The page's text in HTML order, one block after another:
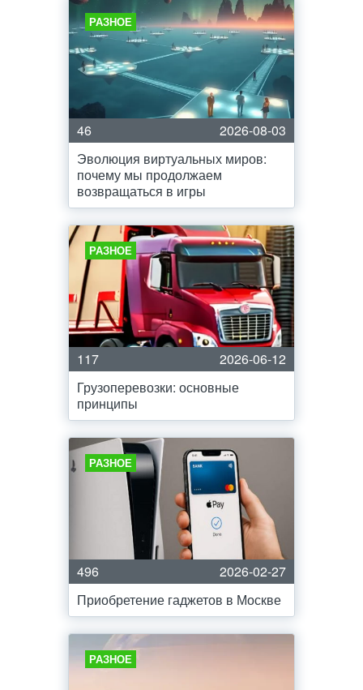
РАЗНОЕ
46
2026-08-03
Эволюция виртуальных миров:
почему мы продолжаем
возвращаться в игры
РАЗНОЕ
117
2026-06-12
Грузоперевозки: основные
принципы
РАЗНОЕ
496
2026-02-27
Приобретение гаджетов в Москве
РАЗНОЕ